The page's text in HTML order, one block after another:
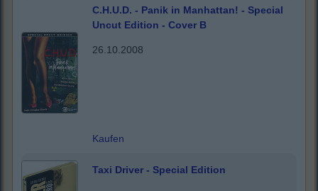
C.H.U.D. - Panik in Manhattan! - Special
Uncut Edition - Cover B
26.10.2008
Kaufen
Taxi Driver - Special Edition